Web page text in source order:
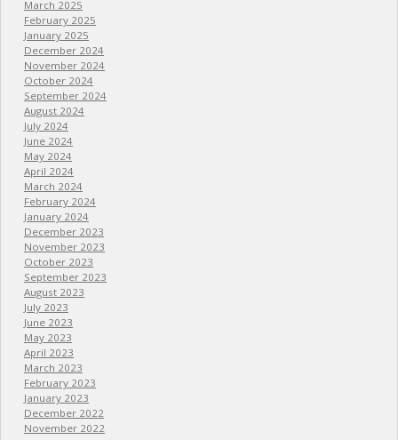
March 2025
February 2025
January 2025
December 2024
November 2024
October 2024
September 2024
August 2024
July 2024
June 2024
May 2024
April 2024
March 2024
February 2024
January 2024
December 2023
November 2023
October 2023
September 2023
August 2023
July 2023
June 2023
May 2023
April 2023
March 2023
February 2023
January 2023
December 2022
November 2022